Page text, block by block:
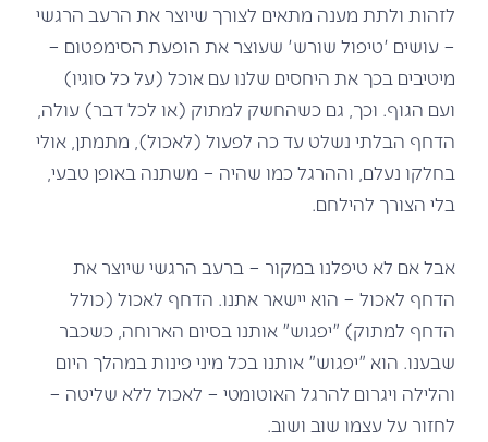
לזהות ולתת מענה מתאים לצורך שיוצר את הרעב הרגשי
– עושים 'טיפול שורש' שעוצר את הופעת הסימפטום –
מיטיבים בכך את היחסים שלנו עם אוכל (על כל סוגיו)
ועם הגוף. וכך, גם כשהחשק למתוק (או לכל דבר) עולה,
הדחף הבלתי נשלט עד כה לפעול (לאכול), מתמתן, אולי
בחלקו נעלם, וההרגל כמו שהיה – משתנה באופן טבעי,
בלי הצורך להילחם.
אבל אם לא טיפלנו במקור – ברעב הרגשי שיוצר את
הדחף לאכול – הוא יישאר אתנו. הדחף לאכול (כולל
הדחף למתוק) "יפגוש" אותנו בסיום הארוחה, כשכבר
שבענו. הוא "יפגוש" אותנו בכל מיני פינות במהלך היום
והלילה ויגרום להרגל האוטומטי – לאכול ללא שליטה –
לחזור על עצמו שוב ושוב.